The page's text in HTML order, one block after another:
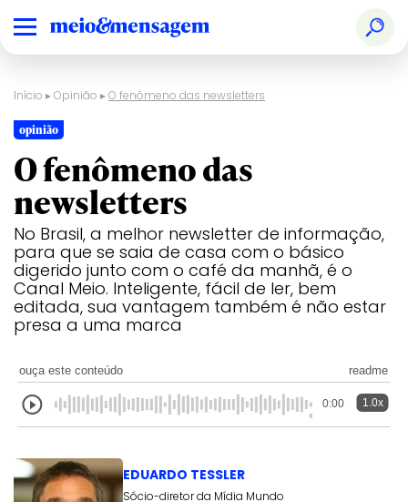
Início ▸Opinião ▸O fenômeno das newsletters
opinião
O fenômeno das
newsletters
No Brasil, a melhor newsletter de informação,
para que se saia de casa com o básico
digerido junto com o café da manhã, é o
Canal Meio. Inteligente, fácil de ler, bem
editada, sua vantagem também é não estar
presa a uma marca
ouça este conteúdo readme
0:00 1.0x
EDUARDO TESSLER
Sócio-diretor da Mídia Mundo